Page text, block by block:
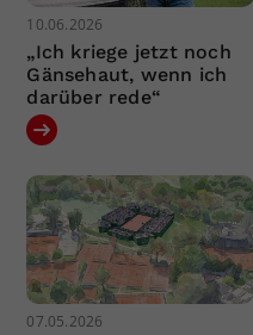
10.06.2026
„Ich kriege jetzt noch
Gänsehaut, wenn ich
darüber rede“
07.05.2026